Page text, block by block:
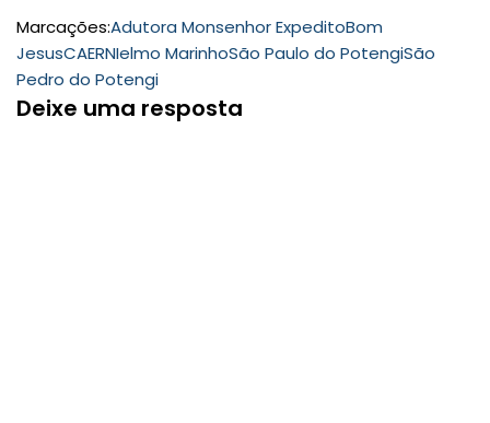
Marcações:Adutora Monsenhor ExpeditoBom
JesusCAERNIelmo MarinhoSão Paulo do PotengiSão
Pedro do Potengi
Deixe uma resposta